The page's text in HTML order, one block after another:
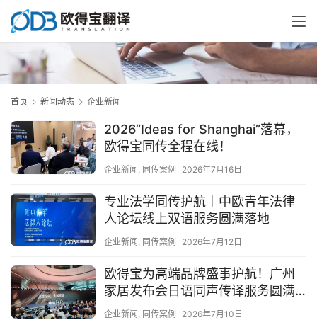
首页 新闻动态 企业新闻
2026“Ideas for Shanghai”落幕，
欧得宝同传全程在线！
企业新闻 同传案例 2026年7月16日
专业法学同传护航｜中欧青年法律
人论坛线上双语服务圆满落地
企业新闻 同传案例 2026年7月12日
欧得宝为高端品牌盛事护航！广州
家居发布会日语同声传译服务圆满
完成
企业新闻 同传案例 2026年7月10日